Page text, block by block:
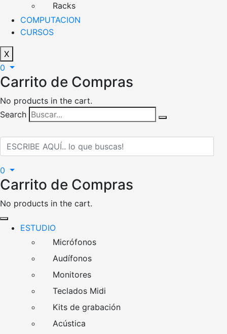
Racks
COMPUTACION
CURSOS
X
0
Carrito de Compras
No products in the cart.
Search
0
Carrito de Compras
No products in the cart.
ESTUDIO
Micrófonos
Audífonos
Monitores
Teclados Midi
Kits de grabación
Acústica